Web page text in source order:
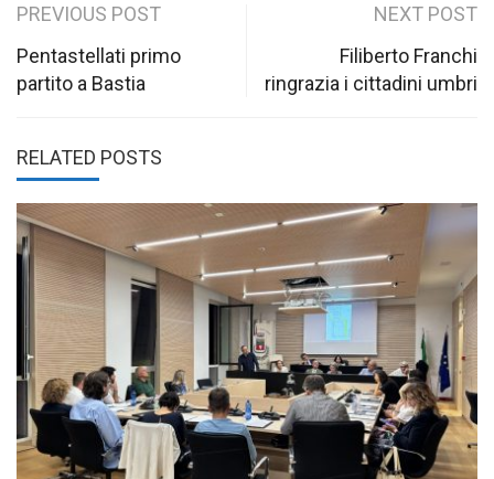
Post
navigation
PREVIOUS POST
Pentastellati primo
partito a Bastia
NEXT POST
Filiberto Franchi
ringrazia i cittadini umbri
RELATED POSTS